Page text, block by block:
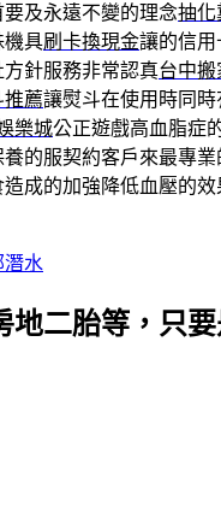
及永遠不變的理念抽化
機具刷卡換現金讓的信用
針服務非常認真台中搬
推薦讓熨斗在使用時同
樂城公正遊戲高血脂症
的服契約客戶來最專業
成的加強降低血壓的效
水
二胎等，只